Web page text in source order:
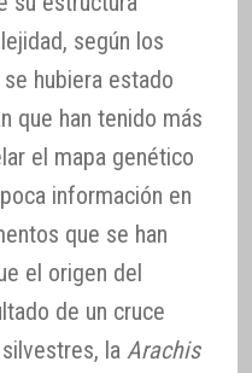
según los
hubiera estado
que han tenido más
el mapa genético
información en
que se han
el origen del
de un cruce
la Arachis